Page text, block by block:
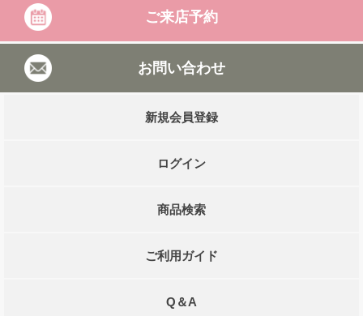
ご来店予約
お問い合わせ
新規会員登録
ログイン
商品検索
ご利用ガイド
Q＆A